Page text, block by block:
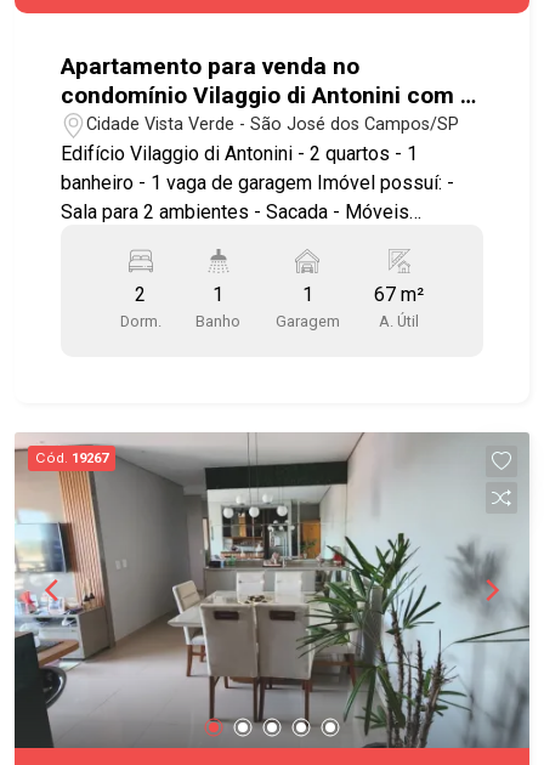
Apartamento para venda no
condomínio Vilaggio di Antonini com 2
quartos e 1 vaga de garagem - 67 m² -
No bairro Vista Verde - SJC
Cidade Vista Verde - São José dos Campos/SP
Edifício Vilaggio di Antonini - 2 quartos - 1
banheiro - 1 vaga de garagem Imóvel possuí: -
Sala para 2 ambientes - Sacada - Móveis
estilo americana, planejada - Área de serviço -
Vista permanente para as montanhas - Sol da
Hospital Municipal, além de contar com amplo
comércio nos arredores, Padaria Flamboyant,
bancos e lojas. Acesso fácil à Rodovia
Presidente Dutra, à Via Cambuí e às principais
regiões da cidade. Agende já sua visita!!
#imobiliaria #geraçãoimóveis #aptovenda
#aptovendaSJC #VistaVerde #aceitapet
2
Dorm.
1
Banho
1
Garagem
67 m²
A. Útil
Cód. 19267